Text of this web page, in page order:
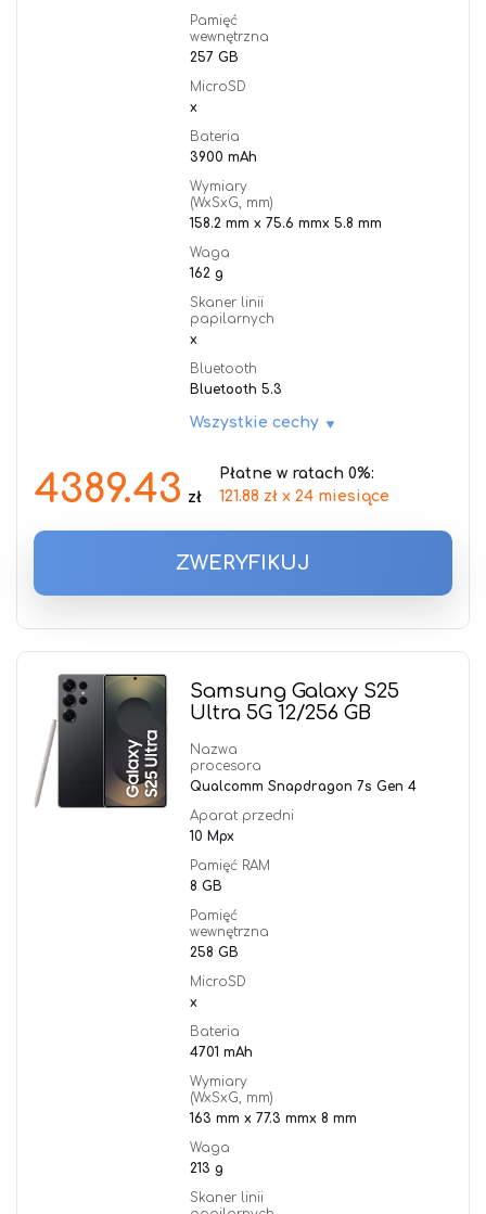
Pamięć
wewnętrzna
257 GB
MicroSD
x
Bateria
3900 mAh
Wymiary
(WxSxG, mm)
158.2 mm x 75.6 mmx 5.8 mm
Waga
162 g
Skaner linii
papilarnych
x
Bluetooth
Bluetooth 5.3
Wszystkie cechy
4389.43 zł
Płatne w ratach 0%:
121.88 zł x 24 miesiące
ZWERYFIKUJ
Samsung Galaxy S25
Ultra 5G 12/256 GB
Nazwa
procesora
Qualcomm Snapdragon 7s Gen 4
Aparat przedni
10 Mpx
Pamięć RAM
8 GB
Pamięć
wewnętrzna
258 GB
MicroSD
x
Bateria
4701 mAh
Wymiary
(WxSxG, mm)
163 mm x 77.3 mmx 8 mm
Waga
213 g
Skaner linii